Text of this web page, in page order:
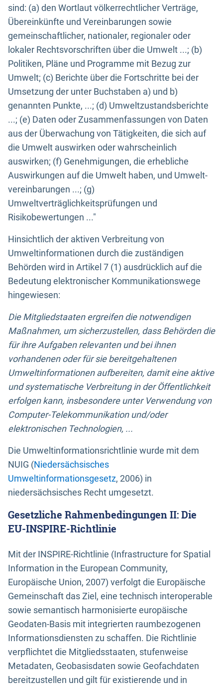
sind: (a) den Wortlaut völkerrechtlicher Verträge,
Übereinkünfte und Vereinbarungen sowie
gemeinschaftlicher, nationaler, regionaler oder
lokaler Rechtsvorschriften über die Umwelt ...; (b)
Politiken, Pläne und Programme mit Bezug zur
Umwelt; (c) Berichte über die Fortschritte bei der
Umsetzung der unter Buchstaben a) und b)
genannten Punkte, ...; (d) Umweltzustandsberichte
...; (e) Daten oder Zusammenfassungen von Daten
aus der Überwachung von Tätigkeiten, die sich auf
die Umwelt auswirken oder wahrscheinlich
auswirken; (f) Genehmigungen, die erhebliche
Auswirkungen auf die Umwelt haben, und Umwelt-
vereinbarungen ...; (g)
Umweltverträglichkeitsprüfungen und
Risikobewertungen ..."
Hinsichtlich der aktiven Verbreitung von
Umweltinformationen durch die zuständigen
Behörden wird in Artikel 7 (1) ausdrücklich auf die
Bedeutung elektronischer Kommunikationswege
hingewiesen:
Die Mitgliedstaaten ergreifen die notwendigen
Maßnahmen, um sicherzustellen, dass Behörden die
für ihre Aufgaben relevanten und bei ihnen
vorhandenen oder für sie bereitgehaltenen
Umweltinformationen aufbereiten, damit eine aktive
und systematische Verbreitung in der Öffentlichkeit
erfolgen kann, insbesondere unter Verwendung von
Computer-Telekommunikation und/oder
elektronischen Technologien, ...
Die Umweltinformationsrichtlinie wurde mit dem
NUIG (Niedersächsisches
Umweltinformationsgesetz, 2006) in
niedersächsisches Recht umgesetzt.
Gesetzliche Rahmenbedingungen II: Die
EU-INSPIRE-Richtlinie
Mit der INSPIRE-Richtlinie (Infrastructure for Spatial
Information in the European Community,
Europäische Union, 2007) verfolgt die Europäische
Gemeinschaft das Ziel, eine technisch interoperable
sowie semantisch harmonisierte europäische
Geodaten-Basis mit integrierten raumbezogenen
Informationsdiensten zu schaffen. Die Richtlinie
verpflichtet die Mitgliedsstaaten, stufenweise
Metadaten, Geobasisdaten sowie Geofachdaten
bereitzustellen und gilt für existierende und in